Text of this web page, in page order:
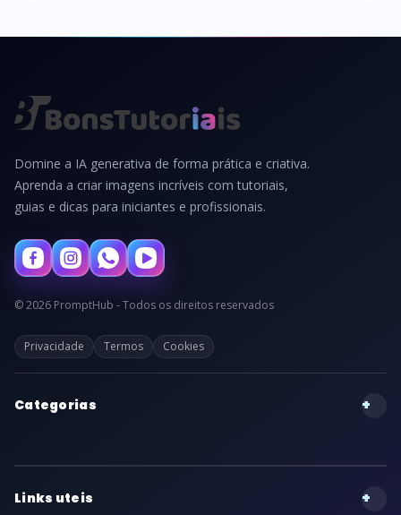
Domine a IA generativa de forma prática e criativa.
Aprenda a criar imagens incríveis com tutoriais,
guias e dicas para iniciantes e profissionais.
© 2026 PromptHub - Todos os direitos reservados
Privacidade Termos Cookies
Categorias +
Links uteis +